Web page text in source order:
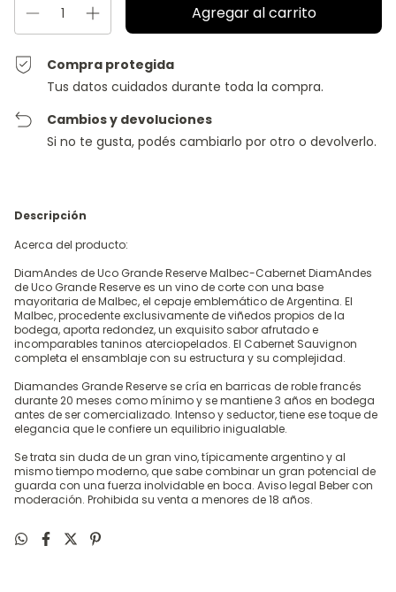
Compra protegida
Tus datos cuidados durante toda la compra.
Cambios y devoluciones
Si no te gusta, podés cambiarlo por otro o devolverlo.
Descripción
Acerca del producto:
DiamAndes de Uco Grande Reserve Malbec-Cabernet DiamAndes
de Uco Grande Reserve es un vino de corte con una base
mayoritaria de Malbec, el cepaje emblemático de Argentina. El
Malbec, procedente exclusivamente de viñedos propios de la
bodega, aporta redondez, un exquisito sabor afrutado e
incomparables taninos aterciopelados. El Cabernet Sauvignon
completa el ensamblaje con su estructura y su complejidad.
Diamandes Grande Reserve se cría en barricas de roble francés
durante 20 meses como mínimo y se mantiene 3 años en bodega
antes de ser comercializado. Intenso y seductor, tiene ese toque de
elegancia que le confiere un equilibrio inigualable.
Se trata sin duda de un gran vino, típicamente argentino y al
mismo tiempo moderno, que sabe combinar un gran potencial de
guarda con una fuerza inolvidable en boca. Aviso legal Beber con
moderación. Prohibida su venta a menores de 18 años.